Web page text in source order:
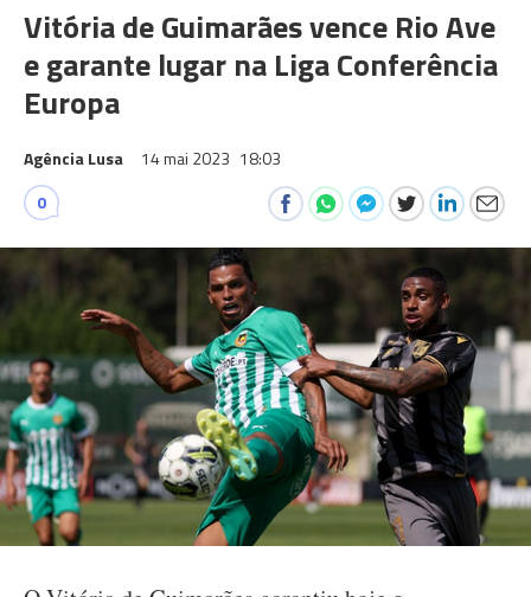
Vitória de Guimarães vence Rio Ave
e garante lugar na Liga Conferência
Europa
Agência Lusa 14 mai 2023 18:03
0